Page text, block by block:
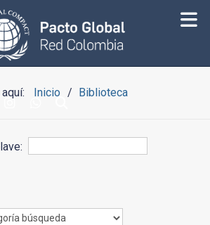
Inicio Biblioteca